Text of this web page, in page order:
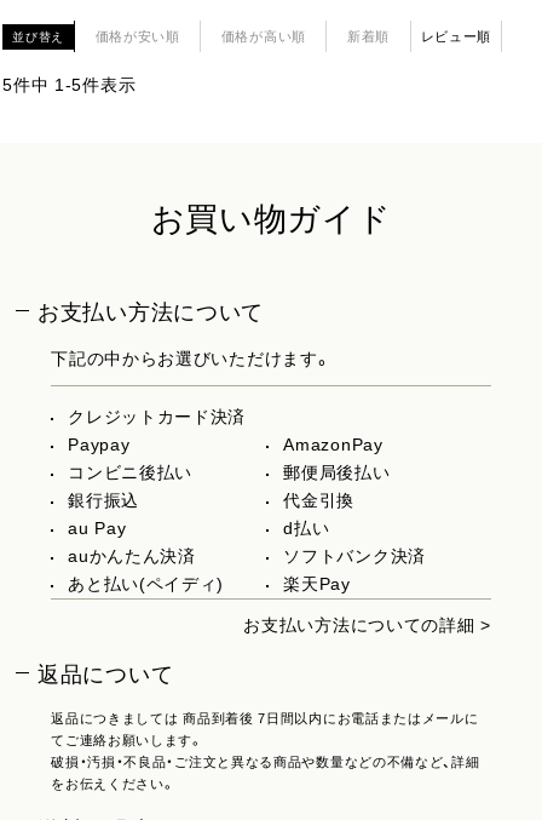
並び替え 価格が安い順 価格が高い順 新着順 レビュー順
5件中 1-5件表示
お買い物ガイド
お支払い方法について
下記の中からお選びいただけます。
クレジットカード決済
Paypay
AmazonPay
コンビニ後払い
郵便局後払い
銀行振込
代金引換
au Pay
d払い
auかんたん決済
ソフトバンク決済
あと払い(ペイディ)
楽天Pay
お支払い方法についての詳細 >
返品について
返品につきましては 商品到着後 7日間以内にお電話またはメールに
てご連絡お願いします。
破損・汚損・不良品・ご注文と異なる商品や数量などの不備など、詳細
をお伝えください。